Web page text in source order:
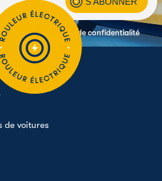
la politique de confidentialité
de voitures